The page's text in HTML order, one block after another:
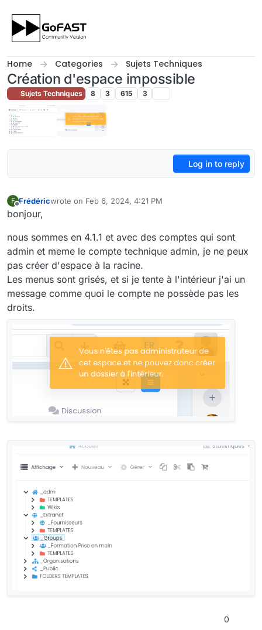
Home Categories Sujets Techniques
Création d'espace impossible
Sujets Techniques 8 3 615 3
Log in to reply
F
Offline
Frédéricwrote on Feb 6, 2024, 4:21 PM
last edited by
bonjour,
nous sommes en 4.1.1 et avec des comptes qui sont
admin et meme le compte technique admin, je ne peux
pas créer d'espace à la racine.
Les menus sont grisés, et si je tente à l'intérieur j'ai un
message comme quoi le compte ne possède pas les
droits.
0